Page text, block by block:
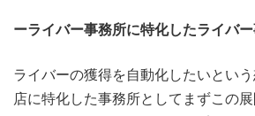
ーライバー事務所に特化したライバ
ライバーの獲得を自動化したいとい
店に特化した事務所としてまずこの